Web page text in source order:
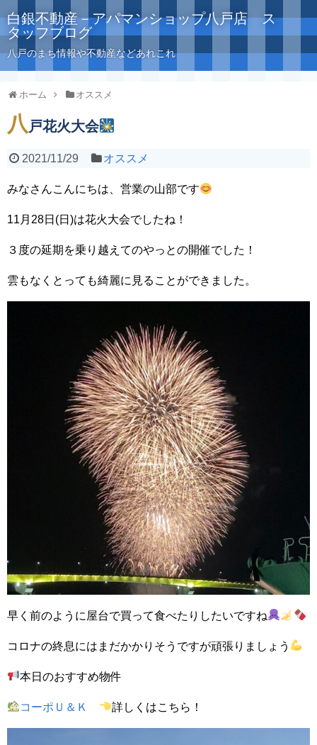
白銀不動産－アパマンショップ八戸店 ス
タッフブログ
八戸のまち情報や不動産などあれこれ
ホーム オススメ
八 戸花火大会
2021/11/29 オススメ
みなさんこんにちは、営業の山部です
11月28日(日)は花火大会でしたね！
３度の延期を乗り越えてのやっとの開催でした！
雲もなくとっても綺麗に見ることができました。
早く前のように屋台で買って食べたりしたいですね
コロナの終息にはまだかかりそうですが頑張りましょう
本日のおすすめ物件
コーポＵ＆Ｋ 詳しくはこちら！